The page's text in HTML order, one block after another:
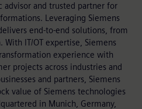
advisor and trusted partner for
Leveraging Siemens
end-to-end solutions, from
IT/OT expertise, Siemens
experience with
projects across industries and
and partners, Siemens
value of Siemens technologies
in Munich, Germany,